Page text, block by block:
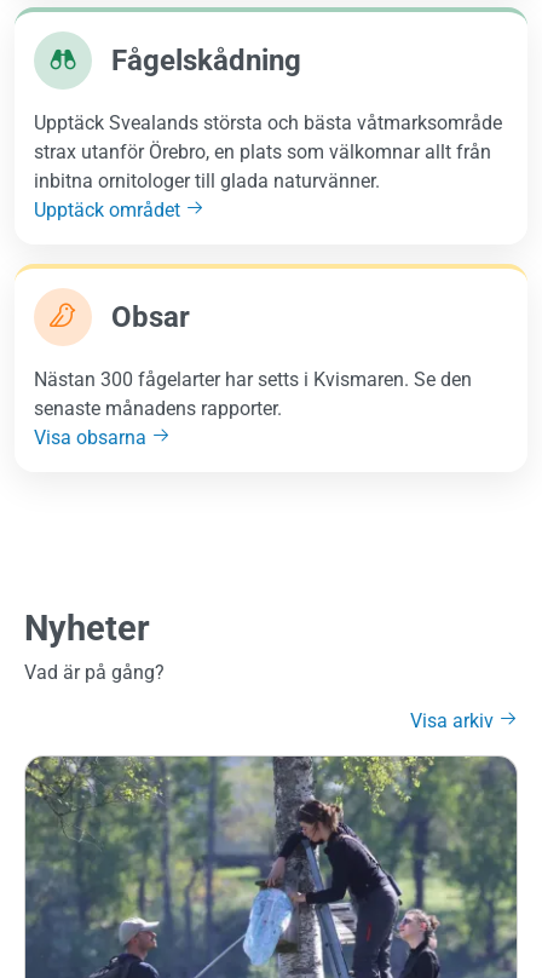
Fågelskådning
Upptäck Svealands största och bästa våtmarksområde
strax utanför Örebro, en plats som välkomnar allt från
inbitna ornitologer till glada naturvänner.
Upptäck området
Obsar
Nästan 300 fågelarter har setts i Kvismaren. Se den
senaste månadens rapporter.
Visa obsarna
Nyheter
Vad är på gång?
Visa arkiv